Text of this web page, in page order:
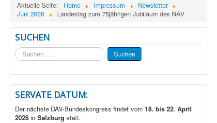
Aktuelle Seite:
Home Impressum
Newsletter
Juni 2026
Landestag zum 75jährigen Jubiläum des NAV
SUCHEN
Suchen
...
Suchen
SERVATE DATUM:
Der nächste DAV-Bundeskongress findet vom 18. bis 22. April
2028 in Salzburg statt.